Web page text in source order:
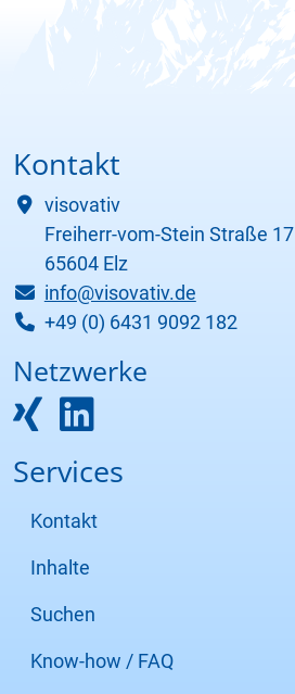
Kontakt
visovativ
Freiherr-vom-Stein Straße 17
65604 Elz
info@visovativ.de
+49 (0) 6431 9092 182
Netzwerke
Services
Kontakt
Inhalte
Suchen
Know-how / FAQ